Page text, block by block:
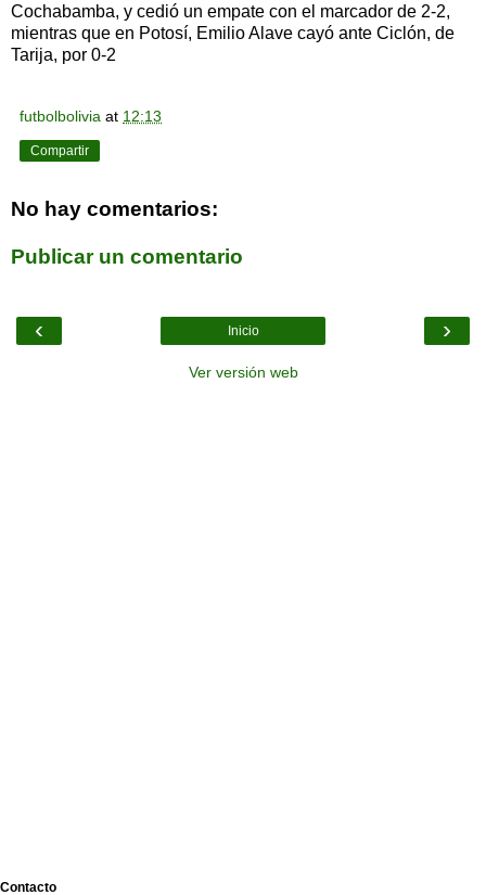
Cochabamba, y cedió un empate con el marcador de 2-2,
mientras que en Potosí, Emilio Alave cayó ante Ciclón, de
Tarija, por 0-2
futbolbolivia at 12:13
Compartir
No hay comentarios:
Publicar un comentario
‹ ›
Inicio
Ver versión web
Contacto